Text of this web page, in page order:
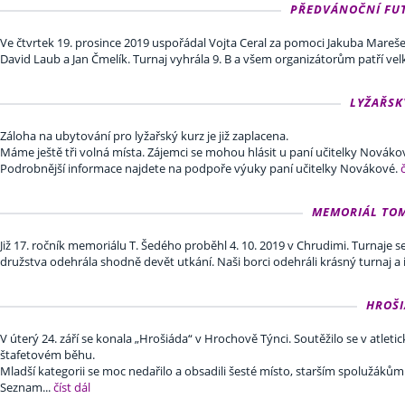
PŘEDVÁNOČNÍ
Ve čtvrtek 19. prosince 2019 uspořádal Vojta Ceral za pomoci Jakuba
David Laub a Jan Čmelík. Turnaj vyhrála 9. B a všem organizátorům patří
Záloha na ubytování pro lyžařský kurz je již zaplacena.
Máme ještě tři volná místa. Zájemci se mohou hlásit u paní učitelky
Podrobnější informace najdete na podpoře výuky paní učitelky Novákové.
MEMORIÁL
Již 17. ročník memoriálu T. Šedého proběhl 4. 10. 2019 v Chrudimi.
družstva odehrála shodně devět utkání. Naši borci odehráli krásný turnaj
V úterý 24. září se konala „Hrošiáda“ v Hrochově Týnci. Soutěžilo se v
štafetovém běhu.
Mladší kategorii se moc nedařilo a obsadili šesté místo, starším
Seznam...číst dál